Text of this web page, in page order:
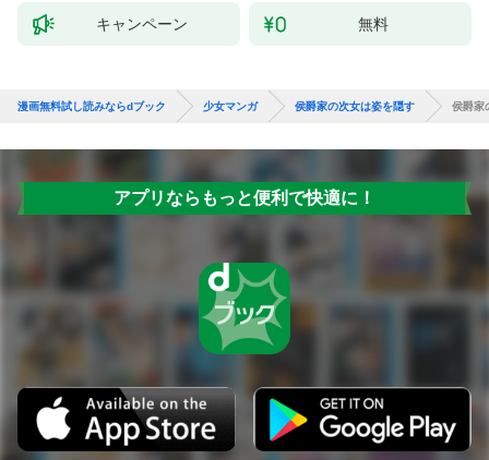
キャンペーン 無料
漫画無料試し読みならdブック 少女マンガ 侯爵家の次女は姿を隠す 侯爵家
アプリならもっと便利で快適に！